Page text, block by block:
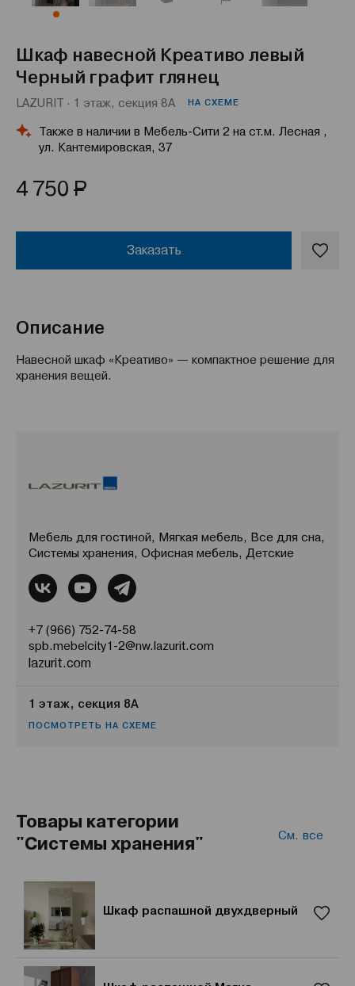
Шкаф навесной Креативо левый
Черный графит глянец
LAZURIT · 1 этаж, секция 8А НА СХЕМЕ
Также в наличии в Мебель-Сити 2 на ст.м. Лесная ,
ул. Кантемировская, 37
4 750 Р
Заказать
Описание
Навесной шкаф «Креативо» — компактное решение для
хранения вещей.
Мебель для гостиной, Мягкая мебель, Все для сна,
Системы хранения, Офисная мебель, Детские
+7 (966) 752-74-58
spb.mebelcity1-2@nw.lazurit.com
lazurit.com
1 этаж, секция 8А
ПОСМОТРЕТЬ НА СХЕМЕ
Товары категории
"Системы хранения"
См. все
Шкаф распашной двухдверный